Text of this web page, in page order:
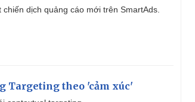
dịch quảng cáo mới trên SmartAds.
Targeting theo 'cảm xúc'